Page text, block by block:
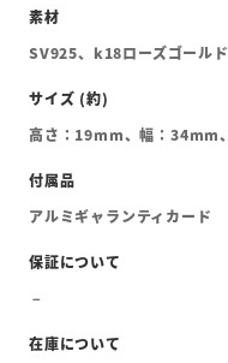
SV925、k18ローズゴール
高さ：19mm、幅：34mm
アルミギャランティカード